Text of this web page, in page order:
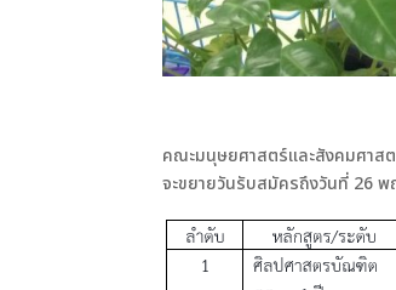
คณะมนุษยศาสตร์และสังคมศาส
จะขยายวันรับสมัครถึงวันที่ 26